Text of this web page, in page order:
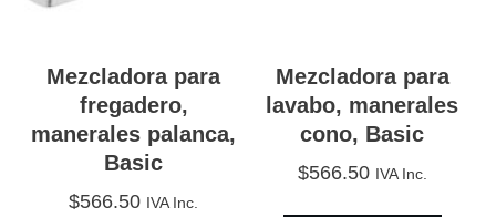
Mezcladora para
fregadero,
manerales palanca,
Basic
$566.50 IVA Inc.
Mezcladora para
lavabo, manerales
cono, Basic
$566.50 IVA Inc.